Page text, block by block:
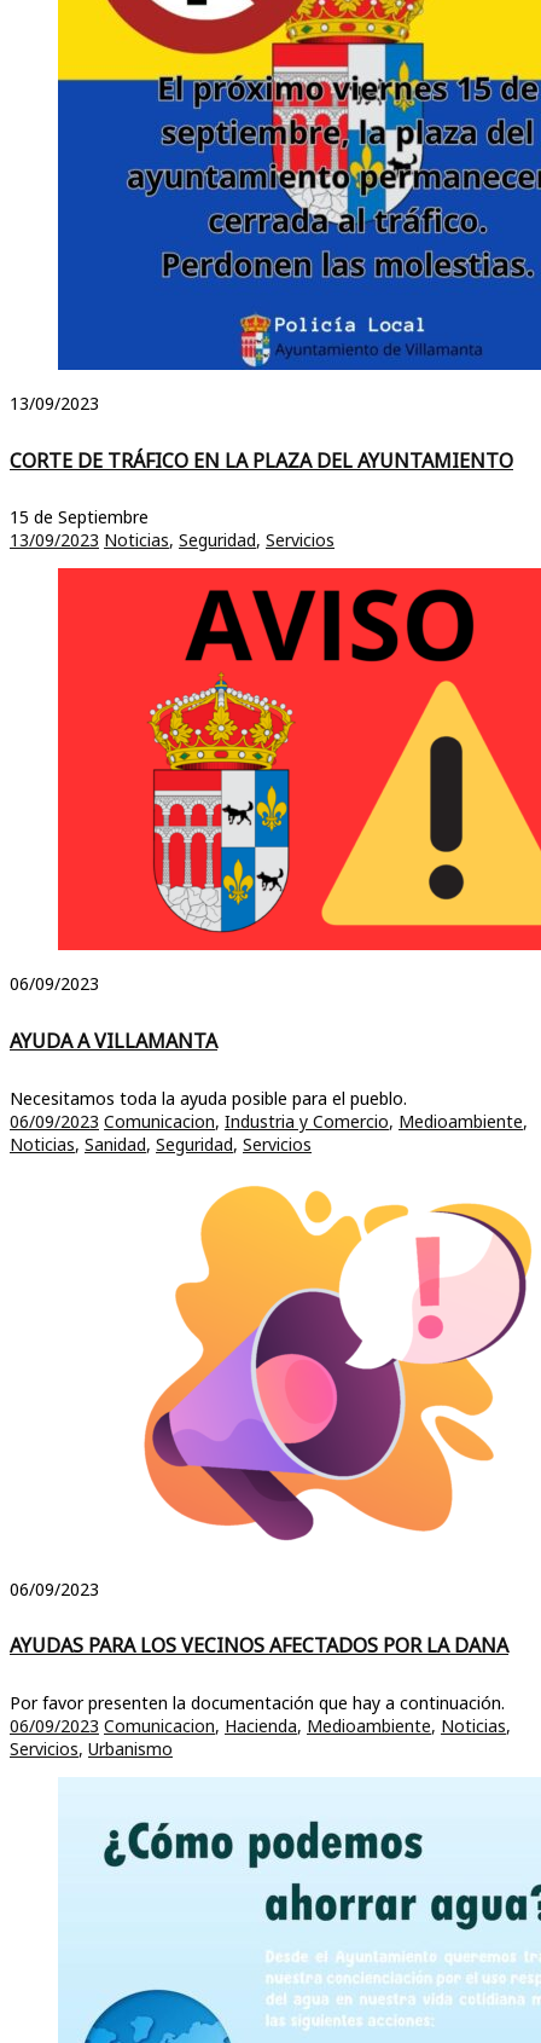
13/09/2023
CORTE DE TRÁFICO EN LA PLAZA DEL AYUNTAMIENTO
15 de Septiembre
13/09/2023 Noticias, Seguridad, Servicios
06/09/2023
AYUDA A VILLAMANTA
Necesitamos toda la ayuda posible para el pueblo.
06/09/2023 Comunicacion, Industria y Comercio, Medioambiente,
Noticias, Sanidad, Seguridad, Servicios
06/09/2023
AYUDAS PARA LOS VECINOS AFECTADOS POR LA DANA
Por favor presenten la documentación que hay a continuación.
06/09/2023 Comunicacion, Hacienda, Medioambiente, Noticias,
Servicios, Urbanismo